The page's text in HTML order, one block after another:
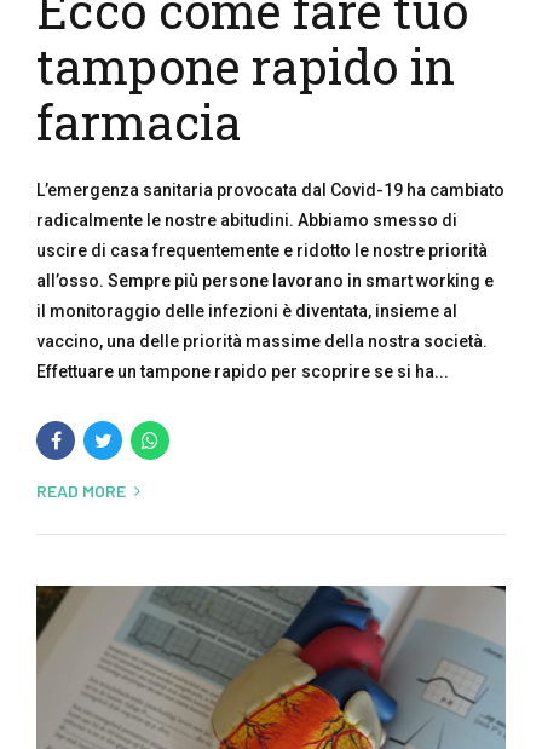
tampone rapido in
farmacia
L’emergenza sanitaria provocata dal Covid-19 ha cambiato
radicalmente le nostre abitudini. Abbiamo smesso di
uscire di casa frequentemente e ridotto le nostre priorità
all’osso. Sempre più persone lavorano in smart working e
il monitoraggio delle infezioni è diventata, insieme al
vaccino, una delle priorità massime della nostra società.
Effettuare un tampone rapido per scoprire se si ha...
READ MORE